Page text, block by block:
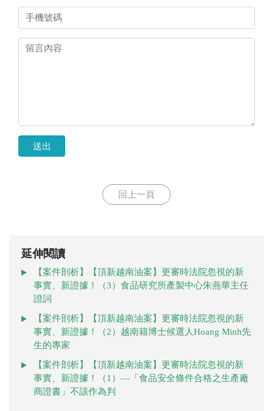
送出
回上一頁
延伸閱讀
【案件剖析】【頂新越南油案】更審時法院忽視的新
事實、新證據！（3）食品研究所產製中心朱燕華主任
證詞
【案件剖析】【頂新越南油案】更審時法院忽視的新
事實、新證據！（2）越南籍博士候選人Hoang Minh先
生的專家
【案件剖析】【頂新越南油案】更審時法院忽視的新
事實、新證據！（1）—「食品安全條件合格之生產廠
商證書」不該作為判